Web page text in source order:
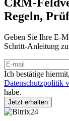
Regeln,
Geben Sie Ihre E-
Schritt-Anleitung
Ich bestätige
Datenschutzpolitik
habe.